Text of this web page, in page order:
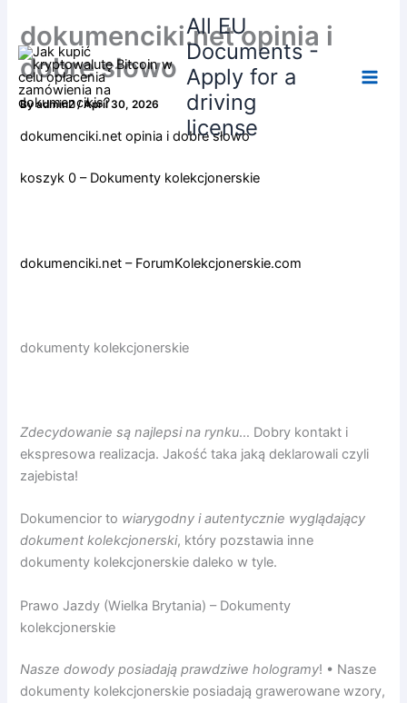
content
All EU
Documents -
Apply for a
driving
license
dokumenciki.net opinia i
dobre słowo
Byadmin2/April 30, 2026
dokumenciki.net opinia i dobre słowo
koszyk 0 – Dokumenty kolekcjonerskie
dokumenciki.net – ForumKolekcjonerskie.com
dokumenty kolekcjonerskie
Zdecydowanie są najlepsi na rynku… Dobry kontakt i
ekspresowa realizacja. Jakość taka jaką deklarowali czyli
zajebista!
Dokumencior to wiarygodny i autentycznie wyglądający
dokument kolekcjonerski, który pozstawia inne
dokumenty kolekcjonerskie daleko w tyle.
Prawo Jazdy (Wielka Brytania) – Dokumenty
kolekcjonerskie
Nasze dowody posiadają prawdziwe hologramy! • Nasze
dokumenty kolekcjonerskie posiadają grawerowane wzory,